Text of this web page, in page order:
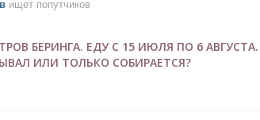
ищет попутчиков
БЕРИНГА. ЕДУ С 15 ИЮЛЯ ПО 6 АВГУСТА.
ИЛИ ТОЛЬКО СОБИРАЕТСЯ?